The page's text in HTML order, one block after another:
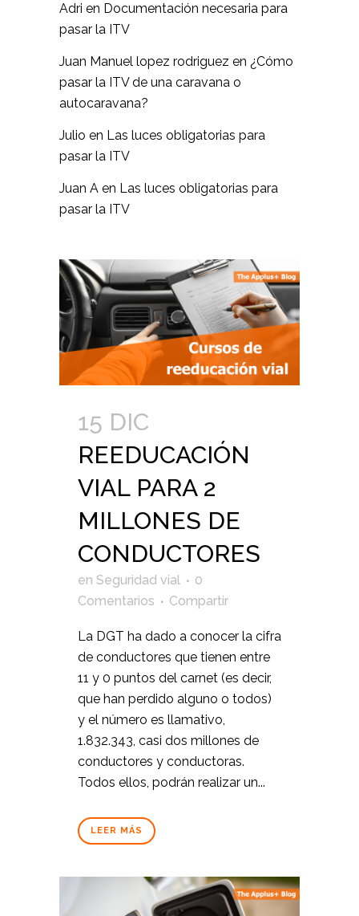
Adri en Documentación necesaria para
pasar la ITV
Juan Manuel lopez rodriguez en ¿Cómo
pasar la ITV de una caravana o
autocaravana?
Julio en Las luces obligatorias para
pasar la ITV
Juan A en Las luces obligatorias para
pasar la ITV
15 DIC
REEDUCACIÓN
VIAL PARA 2
MILLONES DE
CONDUCTORES
en Seguridad vial
0
Comentarios
Compartir
La DGT ha dado a conocer la cifra
de conductores que tienen entre
11 y 0 puntos del carnet (es decir,
que han perdido alguno o todos)
y el número es llamativo,
1.832.343, casi dos millones de
conductores y conductoras.
Todos ellos, podrán realizar un...
LEER MÁS